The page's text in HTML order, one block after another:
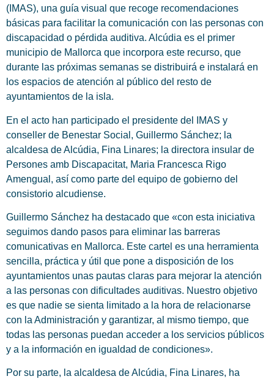
(IMAS), una guía visual que recoge recomendaciones
básicas para facilitar la comunicación con las personas con
discapacidad o pérdida auditiva. Alcúdia es el primer
municipio de Mallorca que incorpora este recurso, que
durante las próximas semanas se distribuirá e instalará en
los espacios de atención al público del resto de
ayuntamientos de la isla.
En el acto han participado el presidente del IMAS y
conseller de Benestar Social, Guillermo Sánchez; la
alcaldesa de Alcúdia, Fina Linares; la directora insular de
Persones amb Discapacitat, Maria Francesca Rigo
Amengual, así como parte del equipo de gobierno del
consistorio alcudiense.
Guillermo Sánchez ha destacado que «con esta iniciativa
seguimos dando pasos para eliminar las barreras
comunicativas en Mallorca. Este cartel es una herramienta
sencilla, práctica y útil que pone a disposición de los
ayuntamientos unas pautas claras para mejorar la atención
a las personas con dificultades auditivas. Nuestro objetivo
es que nadie se sienta limitado a la hora de relacionarse
con la Administración y garantizar, al mismo tiempo, que
todas las personas puedan acceder a los servicios públicos
y a la información en igualdad de condiciones».
Por su parte, la alcaldesa de Alcúdia, Fina Linares, ha